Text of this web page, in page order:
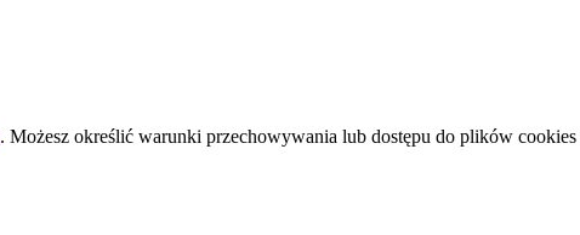
. Możesz określić warunki przechowywania lub dostępu do plików cookies